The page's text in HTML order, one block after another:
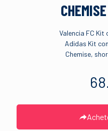
Valencia FC
Adidas Kit
Chemise,